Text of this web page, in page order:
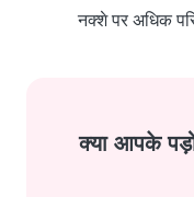
नक्शे पर अधिक
क्या आपके